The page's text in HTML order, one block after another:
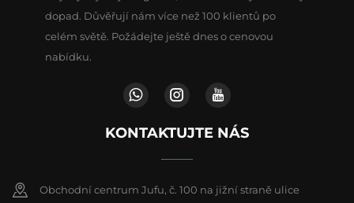
dopad. Důvěřují nám více než 100 klientů po
celém světě. Požádejte ještě dnes o cenovou
nabídku.
KONTAKTUJTE NÁS
Obchodní centrum Jufu, č. 100 na jižní straně ulice